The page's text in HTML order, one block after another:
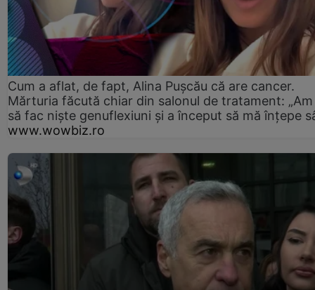
Cum a aflat, de fapt, Alina Pușcău că are cancer.
Mărturia făcută chiar din salonul de tratament:
să fac niște genuflexiuni și a început să mă înțepe
www.wowbiz.ro